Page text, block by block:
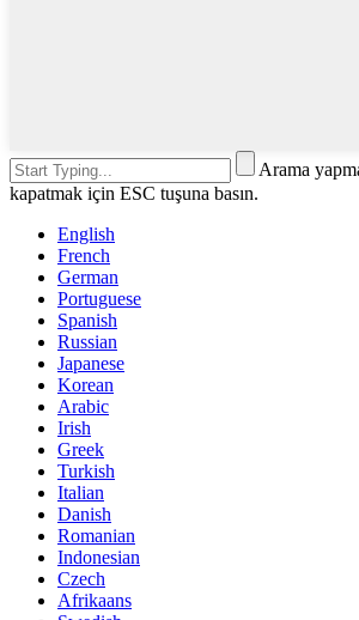
Arama
kapatmak için ESC tuşuna basın.
English
French
German
Portuguese
Spanish
Russian
Japanese
Korean
Arabic
Irish
Greek
Turkish
Italian
Danish
Romanian
Indonesian
Czech
Afrikaans